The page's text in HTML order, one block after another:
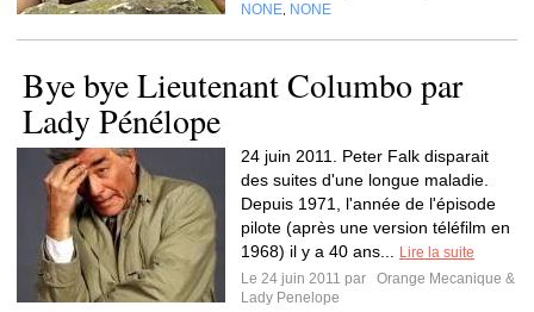
NONE NONE
Bye bye Lieutenant Columbo par
Lady Pénélope
24 juin 2011. Peter Falk disparait
des suites d'une longue maladie.
Depuis 1971, l'année de l'épisode
pilote (après une version téléfilm en
1968) il y a 40 ans...
Lire la suite
Le 24 juin 2011 par
Orange Mecanique &
Lady Penelope